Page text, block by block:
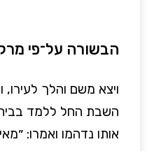
הבשורה על־פי
ויצא משם והלך לעירו,
השבת החל ללמד
אותו נדהמו ואמרו: